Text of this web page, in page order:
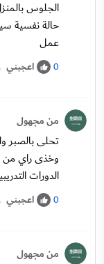
حالة نفسية
عمل
0 اعجبني
من مجهول
تحلى بالصبر
وخذى راي من
الدورات
0 اعجبني
من مجهول